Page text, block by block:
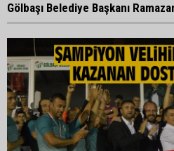
Gölbaşı Belediye Başkanı